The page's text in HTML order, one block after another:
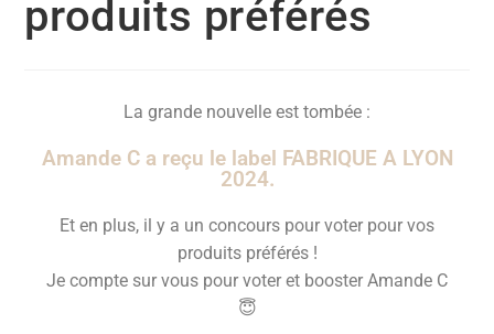
produits préférés
La grande nouvelle est tombée :
Amande C a reçu le label FABRIQUE A LYON
2024.
Et en plus, il y a un concours pour voter pour vos
produits préférés !
Je compte sur vous pour voter et booster Amande C
😇